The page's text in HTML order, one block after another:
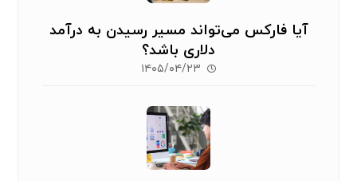
آیا فارکس می‌تواند مسیر رسیدن به درآمد
دلاری باشد؟
۱۴۰۵/۰۴/۲۳